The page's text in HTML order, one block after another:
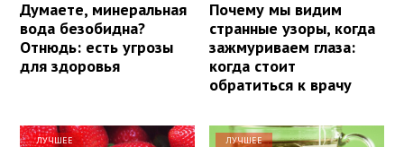
Думаете, минеральная
вода безобидна?
Отнюдь: есть угрозы
для здоровья
Почему мы видим
странные узоры, когда
зажмуриваем глаза:
когда стоит
обратиться к врачу
ЛУЧШЕЕ ЛУЧШЕЕ